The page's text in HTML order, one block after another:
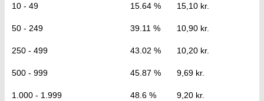
10 - 49 15.64 % 15,10 kr.
50 - 249 39.11 % 10,90 kr.
250 - 499 43.02 % 10,20 kr.
500 - 999 45.87 % 9,69 kr.
1.000 - 1.999 48.6 % 9,20 kr.